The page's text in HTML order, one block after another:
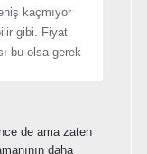
kaçmıyor
gibi. Fiyat
bu olsa gerek
de ama zaten
daha